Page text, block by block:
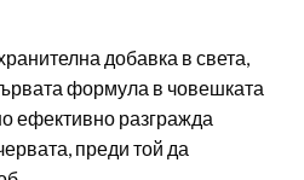
добавка в света,
формула в човешката
ефективно разгражда
преди той да